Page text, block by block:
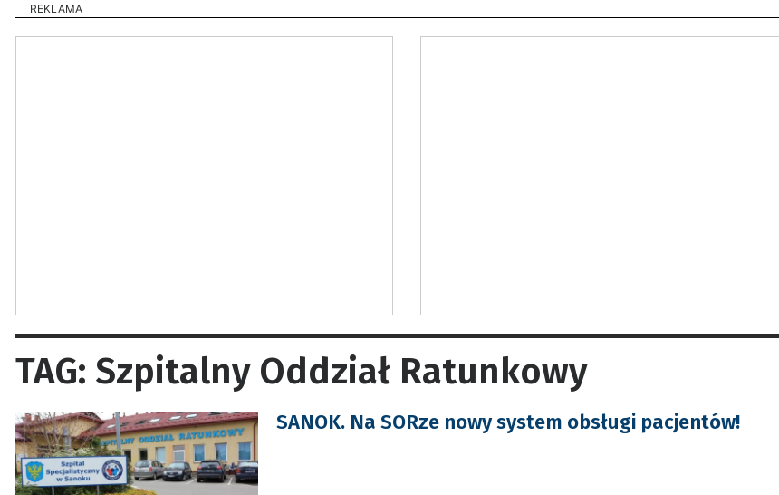
REKLAMA
TAG: Szpitalny Oddział Ratunkowy
SANOK. Na SORze nowy system obsługi pacjentów!